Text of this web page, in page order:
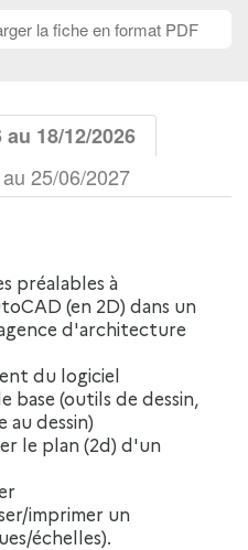
la fiche en format PDF
18/12/2026
25/06/2027
(en 2D) dans un
d'architecture
du logiciel
base (outils de dessin,
dessin)
le plan (2d) d'un
imprimer un
échelles).